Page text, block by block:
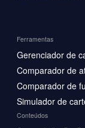
Ferramentas
Gerenciador de
Comparador de
Comparador de
Simulador de
Conteúdos